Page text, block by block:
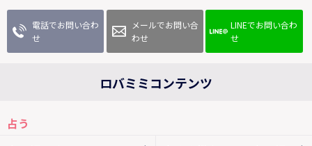
電話でお問い合わ
せ
メールでお問い合
わせ
LINEでお問い合わ
せ
ロバミミコンテンツ
占う